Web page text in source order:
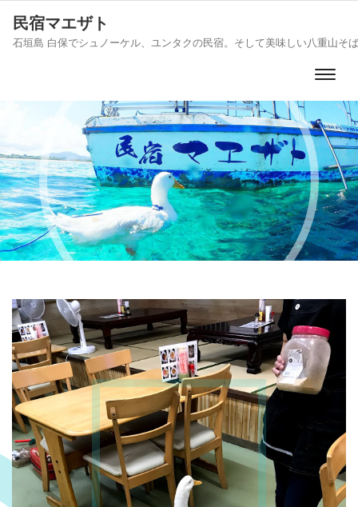
民宿マエザト
石垣島 白保でシュノーケル、ユンタクの民宿。そして美味しい八重山そ